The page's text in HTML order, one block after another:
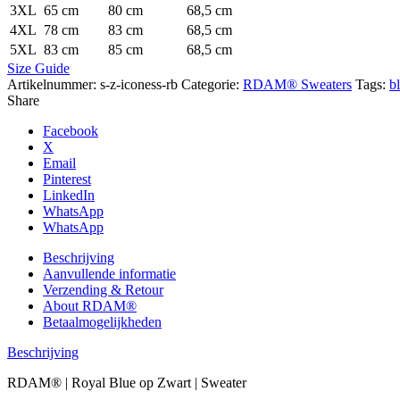
3XL 65 cm 80 cm
68,5 cm
4XL 78 cm 83 cm
68,5 cm
5XL 83 cm 85 cm
68,5 cm
Size Guide
Artikelnummer: s-z-iconess-rb Categorie: RDAM® Sweaters Tags:
Share
Facebook
X
Email
Pinterest
LinkedIn
WhatsApp
WhatsApp
Beschrijving
Aanvullende informatie
Verzending & Retour
About RDAM®
Betaalmogelijkheden
Beschrijving
RDAM® | Royal Blue op Zwart | Sweater